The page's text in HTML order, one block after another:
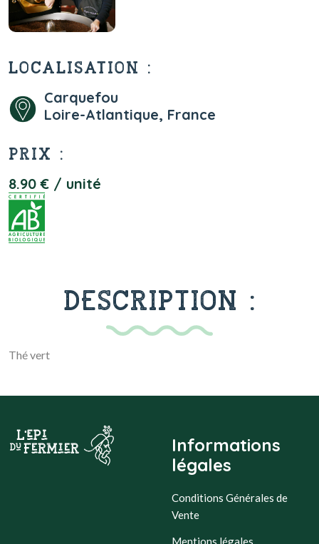
LOCALISATION :
Carquefou
Loire-Atlantique, France
PRIX :
8.90 € / unité
DESCRIPTION :
Thé vert
Informations
légales
Conditions Générales de
Vente
Mentions légales